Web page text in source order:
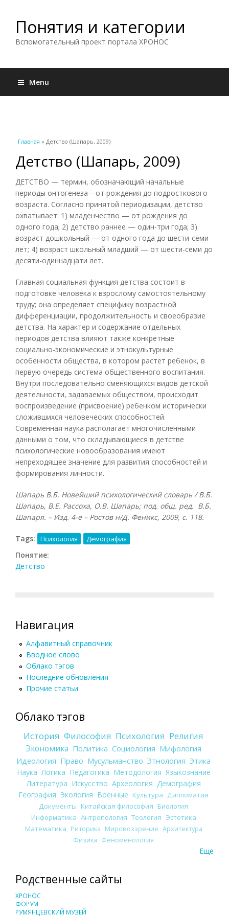
Понятия и категории
Вспомогательный проект портала ХРОНОС
Menu
Вы здесь
Главная » Детство (Шапарь, 2009)
Детство (Шапарь, 2009)
ДЕТСТВО — термин, обозначающий начальные
периоды онтогенеза—от рождения до подросткового
возраста. Согласно принятой периодизации, детство
охватывает: 1) младенчество — от рождения до
одного года; 2) детство раннее — один-три года; 3)
возраст дошкольный — от одного года до шести-семи
лет; 4) возраст школьный младший — от шести-семи до
десяти-одиннадцати лет.
Главная социальная функция детства состоит в
подготовке человека к взрослому самостоятельному
труду; она определяет специфику возрастной
дифференциации, продолжительность и своеобразие
детства. На характер и содержание отдельных
периодов детства влияют также конкретные
социально-экономические и этнокультурные
особенности общества, в котором растет ребенок, в
первую очередь система общественного воспитания.
Внутри последовательно сменяющихся видов детской
деятельности, задаваемых обществом, происходит
воспроизведение (присвоение) ребенком исторически
сложившихся человеческих способностей.
Современная наука располагает многочисленными
данными о том, что складывающиеся в детстве
психологические новообразования имеют
непреходящее значение для развития способностей и
формирования личности.
Шапарь В.Б. Новейший психологический словарь / В.Б.
Шапарь, В.Е. Рассоха, О.В. Шапарь; под. общ. ред. В.Б.
Шапаря. – Изд. 4-е – Ростов н/Д. Феникс, 2009, с. 118.
Tags: Психология Демография
Понятие:
Детство
Навигация
Алфавитный справочник
Вводное слово
Облако тэгов
Последние обновления
Прочие статьи
Облако тэгов
История Философия Психология Религия
Экономика Политика Социология Мифология
Идеология Право Мусульманство Этнология Этика
Наука Логика Педагогика Методология Языкознание
Литература Искусство Археология Демография
География Экология Военные Культура
Дипломатия
Документы Китайская философия Биология
Информатика Антропология Теология Эстетика
Математика Риторика Мировоззрение Архитектура
Физика Феноменология
Еще
Родственные сайты
ХРОНОС
ФОРУМ
РУМЯНЦЕВСКИЙ МУЗЕЙ